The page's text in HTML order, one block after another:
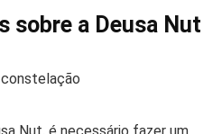
sobre a Deusa Nut
Nut, é necessário fazer um